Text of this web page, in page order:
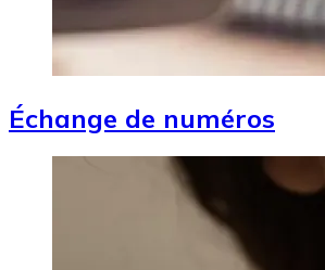
Échange de numéros